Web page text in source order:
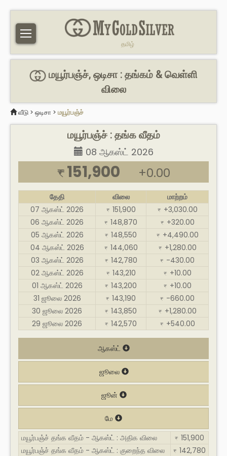
தமிழ்
மயூர்பஞ்ச், ஒடிசா : தங்கம் & வெள்ளி
விலை
வீடு > ஒடிசா > மயூர்பஞ்ச்
மயூர்பஞ்ச் : தங்க வீதம்
08 ஆகஸ்ட் 2026
₹ 151,900 +0.00
தேதி விலை
மாற்றம்
07 ஆகஸ்ட் 2026
₹ 151,900 ₹ +3,030.00
06 ஆகஸ்ட் 2026
₹ 148,870 ₹ +320.00
05 ஆகஸ்ட் 2026
₹ 148,550 ₹ +4,490.00
04 ஆகஸ்ட் 2026
₹ 144,060 ₹ +1,280.00
03 ஆகஸ்ட் 2026
₹ 142,780 ₹ -430.00
02 ஆகஸ்ட் 2026
₹ 143,210 ₹ +10.00
01 ஆகஸ்ட் 2026
₹ 143,200 ₹ +10.00
31 ஜூலை 2026
₹ 143,190 ₹ -660.00
30 ஜூலை 2026
₹ 143,850 ₹ +1,280.00
29 ஜூலை 2026
₹ 142,570 ₹ +540.00
ஆகஸ்ட்
ஜூலை
ஜூன்
மே
மயூர்பஞ்ச் தங்க வீதம் - ஆகஸ்ட் : அதிக விலை
₹ 151,900
மயூர்பஞ்ச் தங்க வீதம் - ஆகஸ்ட் : குறைந்த விலை
₹ 142,780